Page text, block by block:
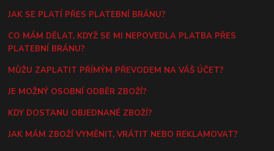
JAK SE PLATÍ PŘES PLATEBNÍ BRÁNU?
CO MÁM DĚLAT, KDYŽ SE MI NEPOVEDLA PLATBA PŘES
PLATEBNÍ BRÁNU?
MŮŽU ZAPLATIT PŘÍMÝM PŘEVODEM NA VÁŠ ÚČET?
JE MOŽNÝ OSOBNÍ ODBĚR ZBOŽÍ?
KDY DOSTANU OBJEDNANÉ ZBOŽÍ?
JAK MÁM ZBOŽÍ VYMĚNIT, VRÁTIT NEBO REKLAMOVAT?